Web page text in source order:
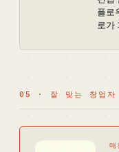
플로
로가
05 · 잘 맞는 창업자